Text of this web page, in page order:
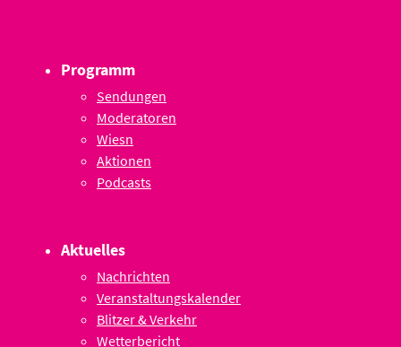
Programm
Sendungen
Moderatoren
Wiesn
Aktionen
Podcasts
Aktuelles
Nachrichten
Veranstaltungskalender
Blitzer & Verkehr
Wetterbericht